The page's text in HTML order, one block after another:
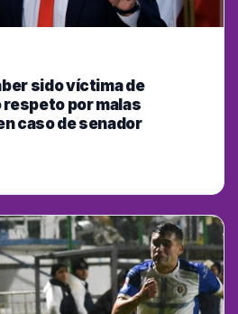
sido víctima de
por malas
caso de senador